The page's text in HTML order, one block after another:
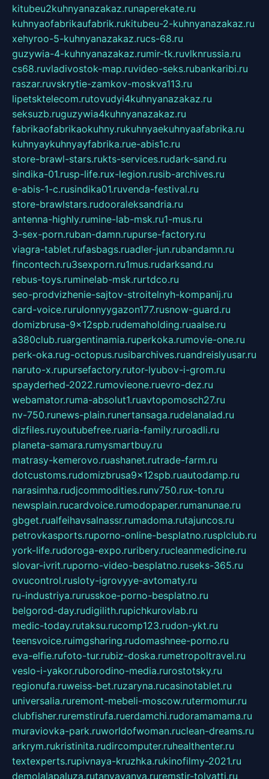
kitubeu2kuhnyanazakaz.runaperekate.ru
kuhnyaofabrikaufabrik.rukitubeu-2-kuhnyanazakaz.ru
xehyroo-5-kuhnyanazakaz.rucs-68.ru
guzywia-4-kuhnyanazakaz.rumir-tk.ruvlknrussia.ru
cs68.ruvladivostok-map.ruvideo-seks.rubankaribi.ru
raszar.ruvskrytie-zamkov-moskva113.ru
lipetsktelecom.rutovudyi4kuhnyanazakaz.ru
seksuzb.ruguzywia4kuhnyanazakaz.ru
fabrikaofabrikaokuhny.rukuhnyaekuhnyaafabrika.ru
kuhnyaykuhnyayfabrika.rue-abis1c.ru
store-brawl-stars.rukts-services.rudark-sand.ru
sindika-01.rusp-life.rux-legion.rusib-archives.ru
e-abis-1-c.rusindika01.ruvenda-festival.ru
store-brawlstars.rudooraleksandria.ru
antenna-highly.rumine-lab-msk.ru1-mus.ru
3-sex-porn.ruban-damn.rupurse-factory.ru
viagra-tablet.rufasbags.ruadler-jun.rubandamn.ru
fincontech.ru3sexporn.ru1mus.rudarksand.ru
rebus-toys.ruminelab-msk.rurtdco.ru
seo-prodvizhenie-sajtov-stroitelnyh-kompanij.ru
card-voice.rurulonnyygazon177.rusnow-guard.ru
domizbrusa-9x12spb.rudemaholding.ruaalse.ru
a380club.ruargentinamia.ruperkoka.rumovie-one.ru
perk-oka.rug-octopus.rusibarchives.ruandreislyusar.ru
naruto-x.rupursefactory.rutor-lyubov-i-grom.ru
spayderhed-2022.rumovieone.ruevro-dez.ru
webamator.ruma-absolut1.ruavtopomosch27.ru
nv-750.runews-plain.runertansaga.rudelanalad.ru
dizfiles.ruyoutubefree.ruaria-family.ruroadli.ru
planeta-samara.rumysmartbuy.ru
matrasy-kemerovo.ruashanet.rutrade-farm.ru
dotcustoms.rudomizbrusa9x12spb.ruautodamp.ru
narasimha.rudjcommodities.runv750.rux-ton.ru
newsplain.rucardvoice.rumodopaper.rumanunae.ru
gbget.rualfeihavsalnassr.rumadoma.rutajuncos.ru
petrovkasports.ruporno-online-besplatno.rusplclub.ru
york-life.rudoroga-expo.ruribery.rucleanmedicine.ru
slovar-ivrit.ruporno-video-besplatno.ruseks-365.ru
ovucontrol.rusloty-igrovyye-avtomaty.ru
ru-industriya.rurusskoe-porno-besplatno.ru
belgorod-day.rudigilith.rupichkurovlab.ru
medic-today.rutaksu.rucomp123.rudon-ykt.ru
teensvoice.ruimgsharing.rudomashnee-porno.ru
eva-elfie.rufoto-tur.rubiz-doska.rumetropoltravel.ru
veslo-i-yakor.ruborodino-media.rurostotsky.ru
regionufa.ruweiss-bet.ruzaryna.rucasinotablet.ru
universalia.ruremont-mebeli-moscow.rutermomur.ru
clubfisher.ruremstirufa.ruerdamchi.rudoramamama.ru
muraviovka-park.ruworldofwoman.ruclean-dreams.ru
arkrym.rukristinita.rudircomputer.ruhealthenter.ru
textexperts.rupivnaya-kruzhka.rukinofilmy-2021.ru
demolalapaluza.rutanyavanya.ruremstir-tolyatti.ru